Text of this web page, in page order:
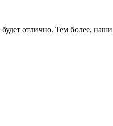
отлично. Тем более,